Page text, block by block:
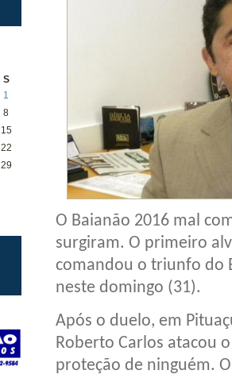
S
1
8
15
22
29
O Baianão 2016 mal
surgiram. O primeiro
comandou o triunfo do
neste domingo (31).
Após o duelo, em
Roberto Carlos atacou
proteção de ninguém.